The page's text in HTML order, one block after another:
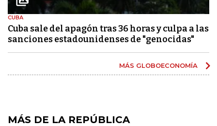
CUBA
Cuba sale del apagón tras 36 horas y culpa a las
sanciones estadounidenses de "genocidas"
MÁS GLOBOECONOMÍA
MÁS DE LA REPÚBLICA